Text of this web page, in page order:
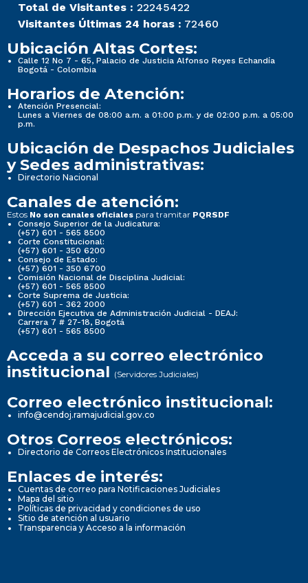
Total de Visitantes : 22245422
Visitantes Últimas 24 horas : 72460
Ubicación Altas Cortes:
Calle 12 No 7 - 65, Palacio de Justicia Alfonso Reyes Echandía
Bogotá - Colombia
Horarios de Atención:
Atención Presencial:
Lunes a Viernes de 08:00 a.m. a 01:00 p.m. y de 02:00 p.m. a 05:00
p.m.
Ubicación de Despachos Judiciales
y Sedes administrativas:
Directorio Nacional
Canales de atención:
Estos No son canales oficiales para tramitar PQRSDF
Consejo Superior de la Judicatura:
(+57) 601 - 565 8500
Corte Constitucional:
(+57) 601 - 350 6200
Consejo de Estado:
(+57) 601 - 350 6700
Comisión Nacional de Disciplina Judicial:
(+57) 601 - 565 8500
Corte Suprema de Justicia:
(+57) 601 - 362 2000
Dirección Ejecutiva de Administración Judicial - DEAJ:
Carrera 7 # 27-18, Bogotá
(+57) 601 - 565 8500
Acceda a su correo electrónico
institucional (Servidores Judiciales)
Correo electrónico institucional:
info@cendoj.ramajudicial.gov.co
Otros Correos electrónicos:
Directorio de Correos Electrónicos Institucionales
Enlaces de interés:
Cuentas de correo para Notificaciones Judiciales
Mapa del sitio
Políticas de privacidad y condiciones de uso
Sitio de atención al usuario
Transparencia y Acceso a la información